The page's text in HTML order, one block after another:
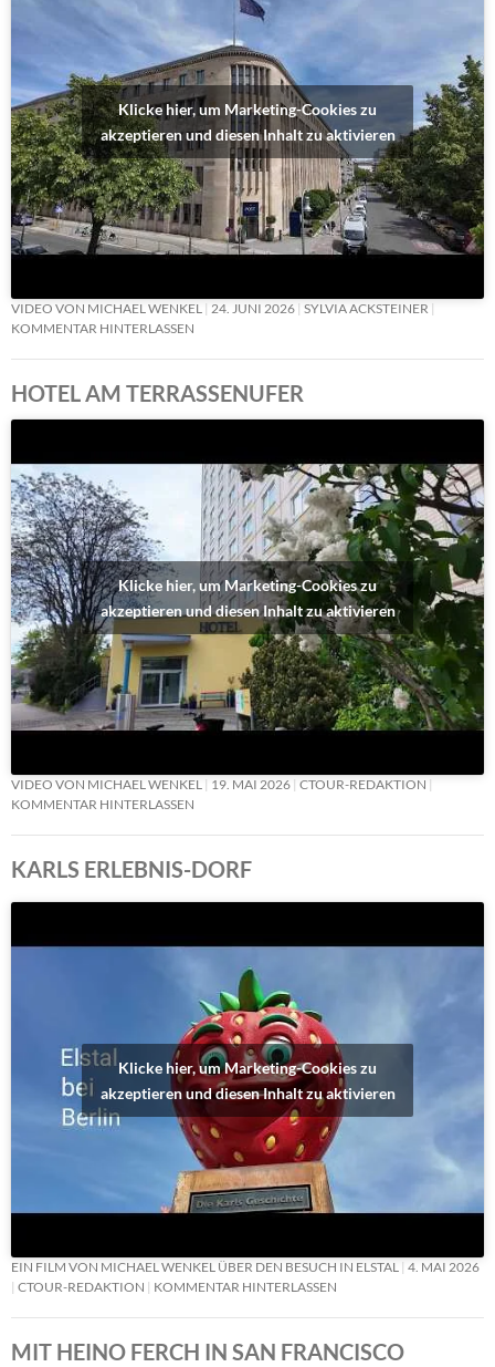
Klicke hier, um Marketing-Cookies zu
akzeptieren und diesen Inhalt zu aktivieren
VIDEO VON MICHAEL WENKEL 24. JUNI 2026 SYLVIA ACKSTEINER
KOMMENTAR HINTERLASSEN
HOTEL AM TERRASSENUFER
Klicke hier, um Marketing-Cookies zu
akzeptieren und diesen Inhalt zu aktivieren
VIDEO VON MICHAEL WENKEL 19. MAI 2026 CTOUR-REDAKTION
KOMMENTAR HINTERLASSEN
KARLS ERLEBNIS-DORF
Klicke hier, um Marketing-Cookies zu
akzeptieren und diesen Inhalt zu aktivieren
EIN FILM VON MICHAEL WENKEL ÜBER DEN BESUCH IN ELSTAL 4. MAI 2026
CTOUR-REDAKTION
KOMMENTAR HINTERLASSEN
MIT HEINO FERCH IN SAN FRANCISCO